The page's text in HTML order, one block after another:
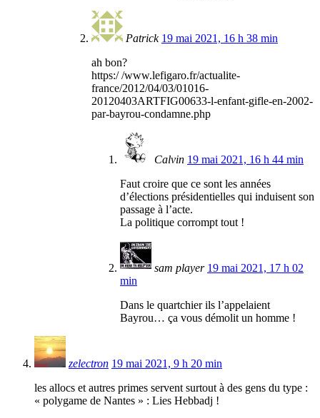
Patrick 19 mai 2021, 16 h 38 min
ah bon?
https:/ /www.lefigaro.fr/actualite-
france/2012/04/03/01016-
20120403ARTFIG00633-l-enfant-gifle-en-2002-
par-bayrou-condamne.php
Calvin 19 mai 2021, 16 h 44 min
Faut croire que ce sont les années
d’élections présidentielles qui induisent son
passage à l’acte.
La politique corrompt tout !
sam player 19 mai 2021, 17 h 02
min
Dans le quartchier ils l’appelaient
Bayrou… ça vous démolit un homme !
zelectron 19 mai 2021, 9 h 20 min
les allocs et autres primes servent surtout à des gens du type :
« polygame de Nantes » : Lies Hebbadj !